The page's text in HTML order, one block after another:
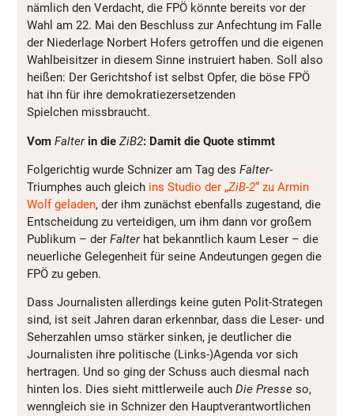
nämlich den Verdacht, die FPÖ könnte bereits vor der
Wahl am 22. Mai den Beschluss zur Anfechtung im Falle
der Niederlage Norbert Hofers getroffen und die eigenen
Wahlbeisitzer in diesem Sinne instruiert haben. Soll also
heißen: Der Gerichtshof ist selbst Opfer, die böse FPÖ
hat ihn für ihre demokratiezersetzenden
Spielchen missbraucht.
Vom Falter in die ZiB2: Damit die Quote stimmt
Folgerichtig wurde Schnizer am Tag des Falter-
Triumphes auch gleich ins Studio der „ZiB-2“ zu Armin
Wolf geladen, der ihm zunächst ebenfalls zugestand, die
Entscheidung zu verteidigen, um ihm dann vor großem
Publikum – der Falter hat bekanntlich kaum Leser – die
neuerliche Gelegenheit für seine Andeutungen gegen die
FPÖ zu geben.
Dass Journalisten allerdings keine guten Polit-Strategen
sind, ist seit Jahren daran erkennbar, dass die Leser- und
Seherzahlen umso stärker sinken, je deutlicher die
Journalisten ihre politische (Links-)Agenda vor sich
hertragen. Und so ging der Schuss auch diesmal nach
hinten los. Dies sieht mittlerweile auch Die Presse so,
wenngleich sie in Schnizer den Hauptverantwortlichen